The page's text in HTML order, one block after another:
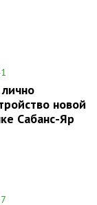
новой
Сабанс-Яр